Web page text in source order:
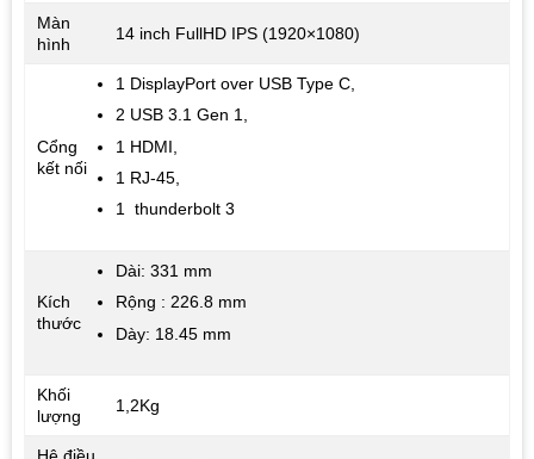
Màn
hình
14 inch FullHD IPS (1920×1080)
Cổng
kết nối
1 DisplayPort over USB Type C,
2 USB 3.1 Gen 1,
1 HDMI,
1 RJ-45,
1 thunderbolt 3
Kích
thước
Dài: 331 mm
Rộng : 226.8 mm
Dày: 18.45 mm
Khối
lượng
1,2Kg
Hệ điều